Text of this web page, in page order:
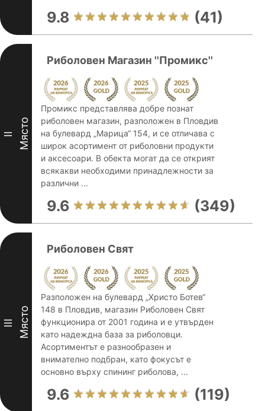
9.8 (41)
II Място
Риболовен Магазин ''Промикс''
Промикс представлява добре познат
риболовен магазин, разположен в Пловдив
на булевард „Марица“ 154, и се отличава с
широк асортимент от риболовни продукти
и аксесоари. В обекта могат да се открият
всякакви необходими принадлежности за
различни ...
9.6 (349)
III Място
Риболовен Свят
Разположен на булевард „Христо Ботев“
148 в Пловдив, магазин Риболовен Свят
функционира от 2001 година и е утвърден
като надеждна база за риболовци.
Асортиментът е разнообразен и
внимателно подбран, като фокусът е
основно върху спининг риболова, ...
9.6 (119)